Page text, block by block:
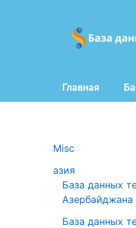
Главная
Misc
азия
База данных
Азербайджана
База данных